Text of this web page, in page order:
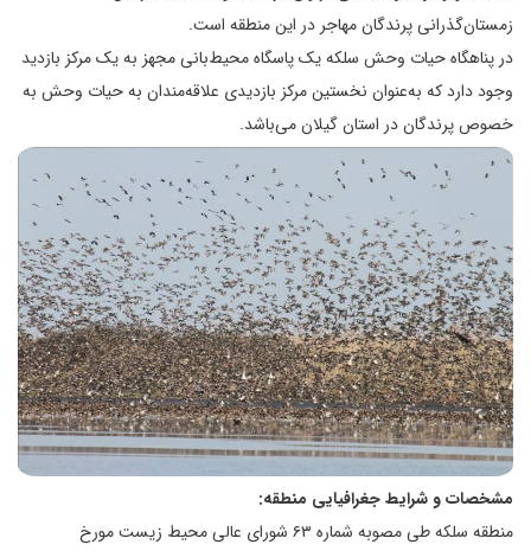
زمستان‌گذرانی پرندگان مهاجر در این منطقه است.
در پناهگاه حیات وحش سلکه یک پاسگاه محیط‌بانی مجهز به یک مرکز بازدید
وجود دارد که به‌عنوان نخستین مرکز بازدیدی علاقه‌مندان به حیات وحش به
خصوص پرندگان در استان گیلان می‌باشد.
مشخصات و شرایط جغرافیایی منطقه:
منطقه سلکه طی مصوبه شماره ۶۳ شورای عالی محیط زیست مورخ